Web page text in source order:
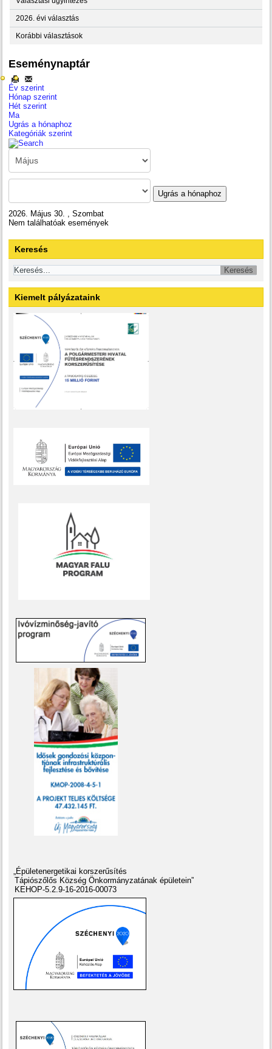
2026. évi választás
Korábbi választások
Eseménynaptár
Év szerint
Hónap szerint
Hét szerint
Ma
Ugrás a hónaphoz
Kategóriák szerint
Ugrás a hónaphoz
2026. Május 30. , Szombat
Nem találhatóak események
Keresés
Kiemelt pályázataink
„Épületenergetikai korszerűsítés
Tápiószőlős Község Önkormányzatának épületein”
KEHOP-5.2.9-16-2016-00073